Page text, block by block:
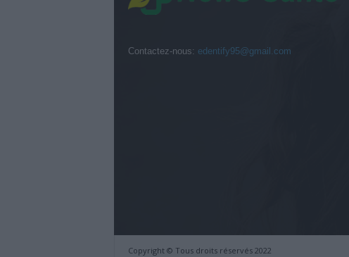
Contactez-nous: edentify95@gmail.com
Copyright © Tous droits réservés 2022